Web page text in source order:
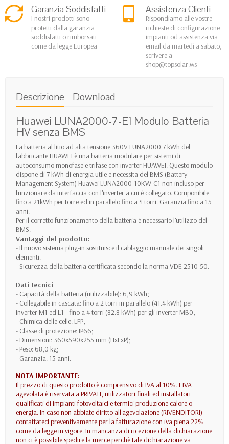
Garanzia Soddisfatti
I nostri prodotti sono
protetti dalla garanzia
soddisfatti o rimborsati
come da legge Europea
Assistenza Clienti
Rispondiamo alle vostre
richieste di configurazione
impianti od assistenza via
email da martedì a sabato,
scrivere a
shop@topsolar.ws
Descrizione Download
Huawei LUNA2000-7-E1 Modulo Batteria
HV senza BMS
La batteria al litio ad alta tensione 360V LUNA2000 7 kWh del
fabbricante HUAWEI è una batteria modulare per sistemi di
autoconsumo monofase e trifase con inverter HUAWEI. Questo modulo
dispone di 7 kWh di energia utile e necessita del BMS (Battery
Management System) Huawei LUNA2000-10KW-C1 non incluso per
funzionare da interfaccia con l'inverter a cui è collegato. Componibile
fino a 21kWh per torre ed in parallelo fino a 4 torri. Garanzia fino a 15
anni.
Per il corretto funzionamento della batteria è necessario l’utilizzo del
BMS.
Vantaggi del prodotto:
- Il nuovo sistema plug-in sostituisce il cablaggio manuale dei singoli
elementi.
- Sicurezza della batteria certificata secondo la norma VDE 2510-50.
Dati tecnici
- Capacità della batteria (utilizzabile): 6,9 kWh;
- Collegabile in cascata: fino a 2 torri in parallelo (41.4 kWh) per
inverter M1 ed L1 - fino a 4 torri (82.8 kWh) per gli inverter MB0;
- Chimica delle celle: LFP;
- Classe di protezione: IP66;
- Dimensioni: 360x590x255 mm (HxLxP);
- Peso: 68,0 kg;
- Garanzia: 15 anni.
NOTA IMPORTANTE:
Il prezzo di questo prodotto è comprensivo di IVA al 10%. L'IVA
agevolata è riservata a PRIVATI, utilizzatori finali ed installatori
qualificati di impianti fotovoltaici e termici produzione calore o
energia. In caso non abbiate diritto all'agevolazione (RIVENDITORI)
contattateci preventivamente per la fatturazione con iva piena 22%
come da legge in vigore. In mancanza di ricezione della dichiarazione
non ci è possibile spedire la merce perchè tale dichiarazione va